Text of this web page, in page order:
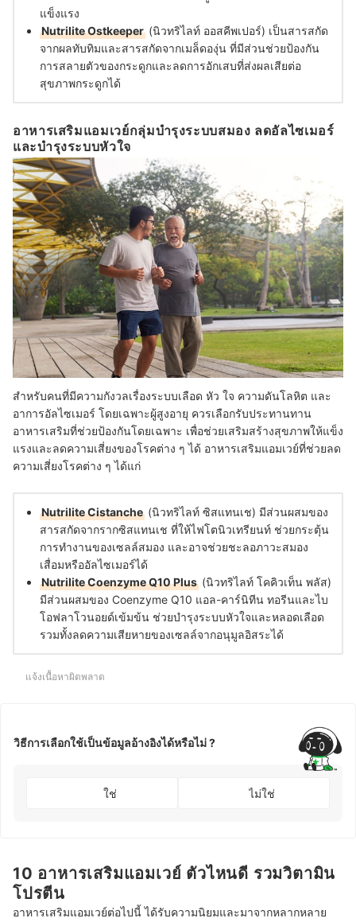
แข็งแรง
Nutrilite Ostkeeper (นิวทริไลท์ ออสคีพเปอร์) เป็นสารสกัด
จากผลทับทิมและสารสกัดจากเมล็ดองุ่น ที่มีส่วนช่วยป้องกัน
การสลายตัวของกระดูกและลดการอักเสบที่ส่งผลเสียต่อ
สุขภาพกระดูกได้
อาหารเสริมแอมเวย์กลุ่มบำรุงระบบสมอง ลดอัลไซเมอร์
และบำรุงระบบหัวใจ
สำหรับคนที่มีความกังวลเรื่องระบบเลือด หัว ใจ ความดันโลหิต และ
อาการอัลไซเมอร์ โดยเฉพาะผู้สูงอายุ ควรเลือกรับประทานทาน
อาหารเสริมที่ช่วยป้องกันโดยเฉพาะ เพื่อช่วยเสริมสร้างสุขภาพให้แข็ง
แรงและลดความเสี่ยงของโรคต่าง ๆ ได้ อาหารเสริมแอมเวย์ที่ช่วยลด
ความเสี่ยงโรคต่าง ๆ ได้แก่
Nutrilite Cistanche (นิวทริไลท์ ซิสแทนเช) มีส่วนผสมของ
สารสกัดจากรากซิสแทนเช ที่ให้ไฟโตนิวเทรียนท์ ช่วยกระตุ้น
การทำงานของเซลล์สมอง และอาจช่วยชะลอภาวะสมอง
เสื่อมหรืออัลไซเมอร์ได้
Nutrilite Coenzyme Q10 Plus (นิวทริไลท์ โคคิวเท็น พลัส)
มีส่วนผสมของ Coenzyme Q10 แอล-คาร์นิทีน ทอรีนและไบ
โอฟลาโวนอยด์เข้มข้น ช่วยบำรุงระบบหัวใจและหลอดเลือด
รวมทั้งลดความเสียหายของเซลล์จากอนุมูลอิสระได้
แจ้งเนื้อหาผิดพลาด
วิธีการเลือกใช้เป็นข้อมูลอ้างอิงได้หรือไม่ ?
ใช่ ไม่ใช่
10 อาหารเสริมแอมเวย์ ตัวไหนดี รวมวิตามิน
โปรตีน
อาหารเสริมแอมเวย์ต่อไปนี้ ได้รับความนิยมและมาจากหลากหลาย